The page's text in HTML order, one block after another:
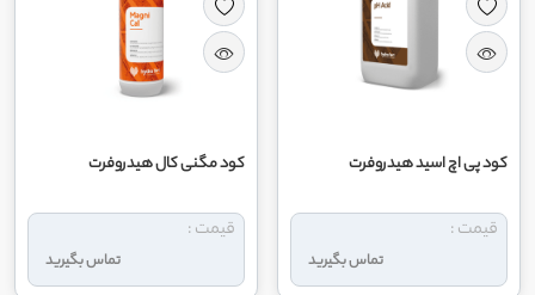
کود پی اچ اسید هیدروفرت
تماس بگیرید
قیمت :
کود مگنی کال هیدروفرت
تماس بگیرید
قیمت :